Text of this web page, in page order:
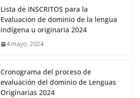
Lista de INSCRITOS para la
Evaluación de dominio de la lengua
indígena u originaria 2024
4 mayo, 2024
Cronograma del proceso de
evaluación del dominio de Lenguas
Originarias 2024